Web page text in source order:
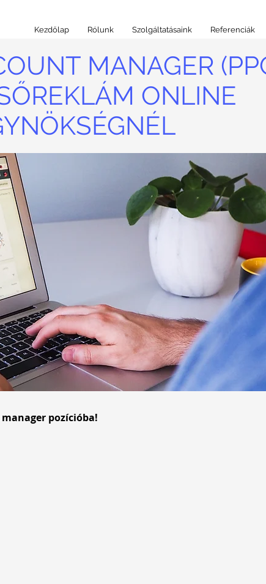
Kezdőlap Rólunk Szolgáltatásaink Referenciák
MANAGER
ONLINE
pozícióba!